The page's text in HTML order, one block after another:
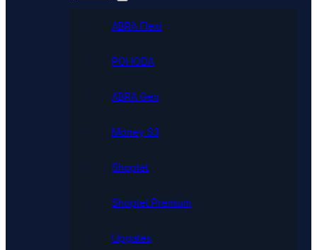
ABRA Flexi
POHODA
ABRA Gen
Money S3
Shoptet
Shoptet Premium
Upgates